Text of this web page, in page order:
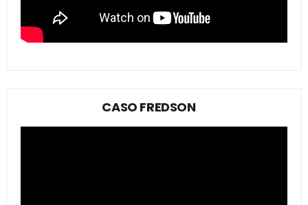
CASO FREDSON